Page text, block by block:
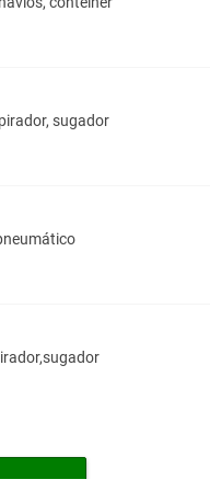
Transfer.
deste item. Você acha que
sugador